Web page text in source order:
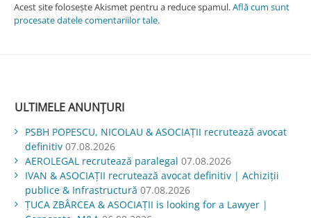
Acest site folosește Akismet pentru a reduce spamul.Află cum sunt
procesate datele comentariilor tale.
ULTIMELE ANUNȚURI
PSBH POPESCU, NICOLAU & ASOCIAȚII recrutează avocat
definitiv 07.08.2026
AEROLEGAL recrutează paralegal 07.08.2026
IVAN & ASOCIAŢII recrutează avocat definitiv | Achiziții
publice & Infrastructură 07.08.2026
ŢUCA ZBÂRCEA & ASOCIAŢII is looking for a Lawyer |